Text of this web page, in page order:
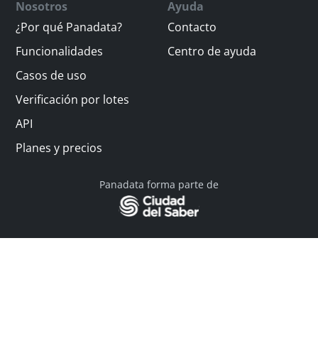
Nosotros
¿Por qué Panadata?
Funcionalidades
Casos de uso
Verificación por lotes
API
Planes y precios
Ayuda
Contacto
Centro de ayuda
Panadata forma parte de